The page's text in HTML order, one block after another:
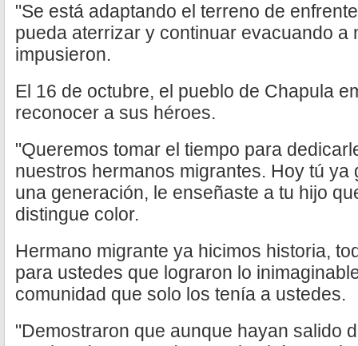
"Se está adaptando el terreno de
pueda aterrizar y continuar evacuando a
impusieron.
El 16 de octubre, el pueblo de Chapula
reconocer a sus héroes.
"Queremos tomar el tiempo para
nuestros hermanos migrantes. Hoy tú ya
una generación, le enseñaste a tu hijo
distingue color.
Hermano migrante ya hicimos historia,
para ustedes que lograron lo
comunidad que solo los tenía a ustedes.
"Demostraron que aunque hayan salido